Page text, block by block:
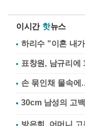
이시간 핫뉴스
하리수 "이혼 내
표창원, 남규리
손 묶인채 물속
방은희, 어머니